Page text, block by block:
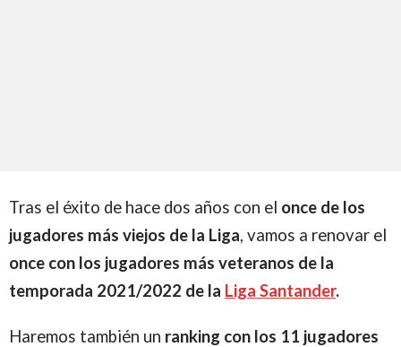
Tras el éxito de hace dos años con el once de los
jugadores más viejos de la Liga, vamos a renovar el
once con los jugadores más veteranos de la
temporada 2021/2022 de la Liga Santander.
Haremos también un ranking con los 11 jugadores